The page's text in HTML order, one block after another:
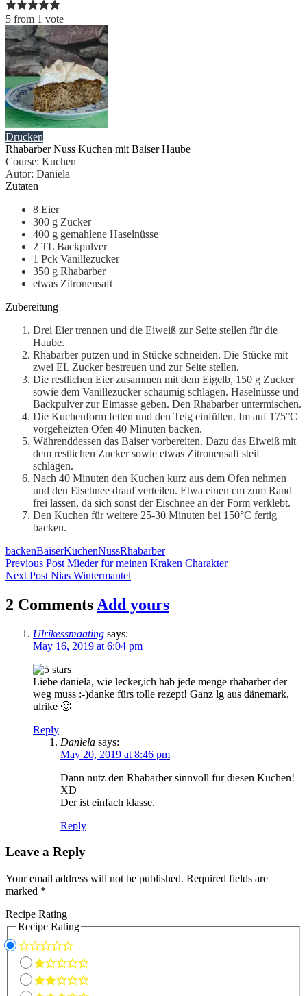
5 from 1 vote
Drucken
Rhabarber Nuss Kuchen mit Baiser Haube
Course: Kuchen
Autor: Daniela
Zutaten
8 Eier
300 g Zucker
400 g gemahlene Haselnüsse
2 TL Backpulver
1 Pck Vanillezucker
350 g Rhabarber
etwas Zitronensaft
Zubereitung
Drei Eier trennen und die Eiweiß zur Seite stellen für die
Haube.
Rhabarber putzen und in Stücke schneiden. Die Stücke mit
zwei EL Zucker bestreuen und zur Seite stellen.
Die restlichen Eier zusammen mit dem Eigelb, 150 g Zucker
sowie dem Vanillezucker schaumig schlagen. Haselnüsse und
Backpulver zur Eimasse geben. Den Rhabarber untermischen.
Die Kuchenform fetten und den Teig einfüllen. Im auf 175°C
vorgeheizten Ofen 40 Minuten backen.
Währenddessen das Baiser vorbereiten. Dazu das Eiweiß mit
dem restlichen Zucker sowie etwas Zitronensaft steif
schlagen.
Nach 40 Minuten den Kuchen kurz aus dem Ofen nehmen
und den Eischnee drauf verteilen. Etwa einen cm zum Rand
frei lassen, da sich sonst der Eischnee an der Form verklebt.
Den Kuchen für weitere 25-30 Minuten bei 150°C fertig
backen.
backenBaiserKuchenNussRhabarber
Post
navigation
Previous Post Mieder für meinen Kraken Charakter
Next Post Nias Wintermantel
2 Comments Add yours
Ulrikessmaating says:
May 16, 2019 at 6:04 pm
Liebe daniela, wie lecker,ich hab jede menge rhabarber der
weg muss :-)danke fürs tolle rezept! Ganz lg aus dänemark,
ulrike 🙂
Reply
Daniela says:
May 20, 2019 at 8:46 pm
Dann nutz den Rhabarber sinnvoll für diesen Kuchen!
XD
Der ist einfach klasse.
Reply
Leave a Reply
Your email address will not be published. Required fields are
marked *
Recipe Rating
Recipe Rating